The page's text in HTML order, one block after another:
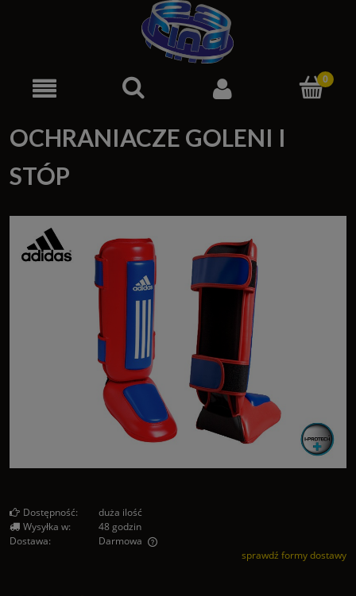
OCHRANIACZE GOLENI I
STÓP
Dostępność:
duża ilość
Wysyłka w:
48 godzin
Dostawa:
Darmowa
Cena nie zawiera ewentualnych kosztów płatnościsprawdź formy dostawy